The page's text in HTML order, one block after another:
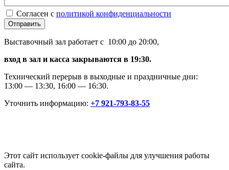
Согласен с политикой конфиденциальности
Отправить
Выставочный зал работает с 10:00 до 20:00,
вход в зал и касса закрываются в 19:30.
Технический перерыв в выходные и праздничные дни:
13:00 — 13:30, 16:00 — 16:30.
Уточнить информацию: +7 921-793-83-55
Этот сайт использует cookie-файлы для улучшения работы
сайта.